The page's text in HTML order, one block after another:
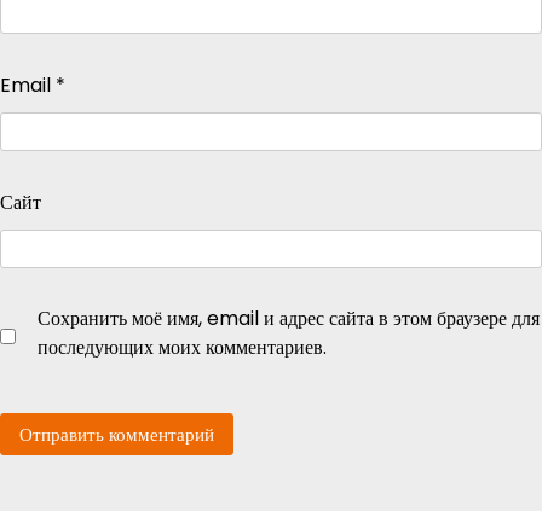
Email *
Сайт
Сохранить моё имя, email и адрес сайта в этом браузере для
последующих моих комментариев.